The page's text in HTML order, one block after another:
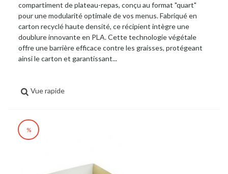
compartiment de plateau-repas, conçu au format "quart"
pour une modularité optimale de vos menus. Fabriqué en
carton recyclé haute densité, ce récipient intègre une
doublure innovante en PLA. Cette technologie végétale
offre une barrière efficace contre les graisses, protégeant
ainsi le carton et garantissant...
Vue rapide
%